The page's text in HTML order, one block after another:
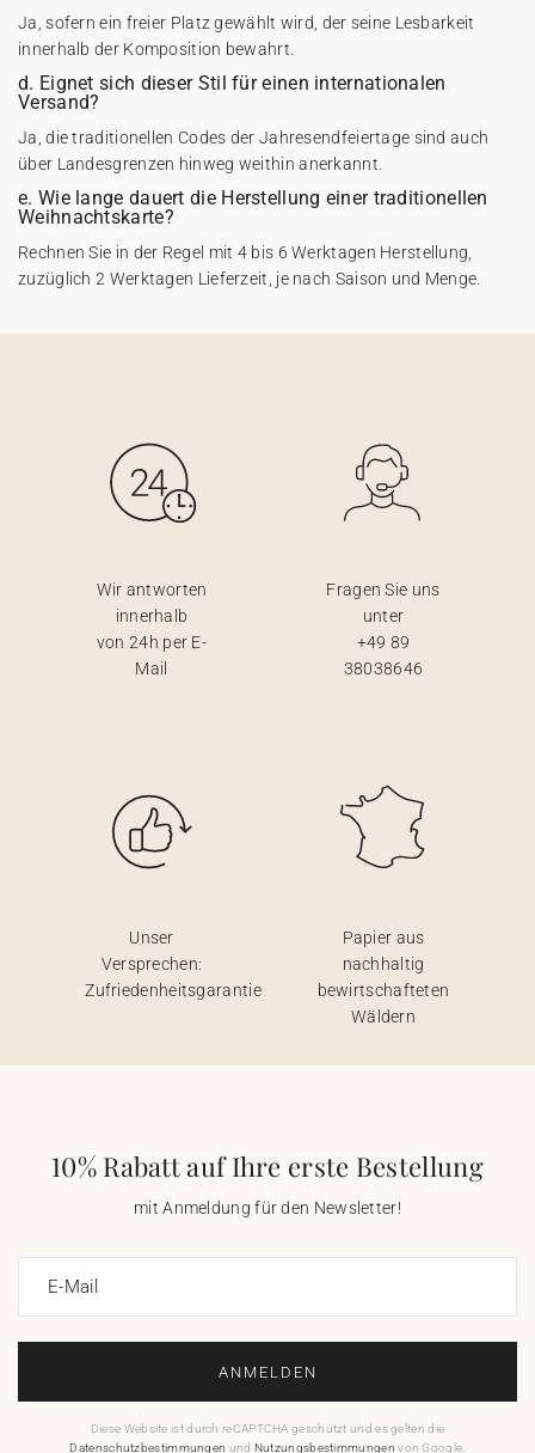
Ja, sofern ein freier Platz gewählt wird, der seine Lesbarkeit
innerhalb der Komposition bewahrt.
d. Eignet sich dieser Stil für einen internationalen
Versand?
Ja, die traditionellen Codes der Jahresendfeiertage sind auch
über Landesgrenzen hinweg weithin anerkannt.
e. Wie lange dauert die Herstellung einer traditionellen
Weihnachtskarte?
Rechnen Sie in der Regel mit 4 bis 6 Werktagen Herstellung,
zuzüglich 2 Werktagen Lieferzeit, je nach Saison und Menge.
Wir antworten
innerhalb
von 24h per E-
Mail
Fragen Sie uns
unter
+49 89
38038646
Unser
Versprechen:
Zufriedenheitsgarantie
Papier aus
nachhaltig
bewirtschafteten
Wäldern
10% Rabatt auf Ihre erste Bestellung
mit Anmeldung für den Newsletter!
E-Mail
ANMELDEN
Diese Website ist durch reCAPTCHA geschützt und es gelten die
Datenschutzbestimmungen und Nutzungsbestimmungen von Google.